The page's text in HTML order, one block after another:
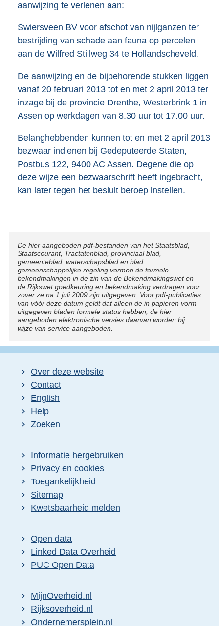
aanwijzing te verlenen aan:
Swiersveen BV voor afschot van nijlganzen ter
bestrijding van schade aan fauna op percelen
aan de Wilfred Stillweg 34 te Hollandscheveld.
De aanwijzing en de bijbehorende stukken liggen
vanaf 20 februari 2013 tot en met 2 april 2013 ter
inzage bij de provincie Drenthe, Westerbrink 1 in
Assen op werkdagen van 8.30 uur tot 17.00 uur.
Belanghebbenden kunnen tot en met 2 april 2013
bezwaar indienen bij Gedeputeerde Staten,
Postbus 122, 9400 AC Assen. Degene die op
deze wijze een bezwaarschrift heeft ingebracht,
kan later tegen het besluit beroep instellen.
Disclaimer
De hier aangeboden pdf-bestanden van het Staatsblad,
Staatscourant, Tractatenblad, provinciaal blad,
gemeenteblad, waterschapsblad en blad
gemeenschappelijke regeling vormen de formele
bekendmakingen in de zin van de Bekendmakingswet en
de Rijkswet goedkeuring en bekendmaking verdragen voor
zover ze na 1 juli 2009 zijn uitgegeven. Voor pdf-publicaties
van vóór deze datum geldt dat alleen de in papieren vorm
uitgegeven bladen formele status hebben; de hier
aangeboden elektronische versies daarvan worden bij
wijze van service aangeboden.
Over deze website
Contact
English
Help
Zoeken
Informatie hergebruiken
Privacy en cookies
Toegankelijkheid
Sitemap
Kwetsbaarheid melden
Open data
Linked Data Overheid
PUC Open Data
MijnOverheid.nl
Rijksoverheid.nl
Ondernemersplein.nl